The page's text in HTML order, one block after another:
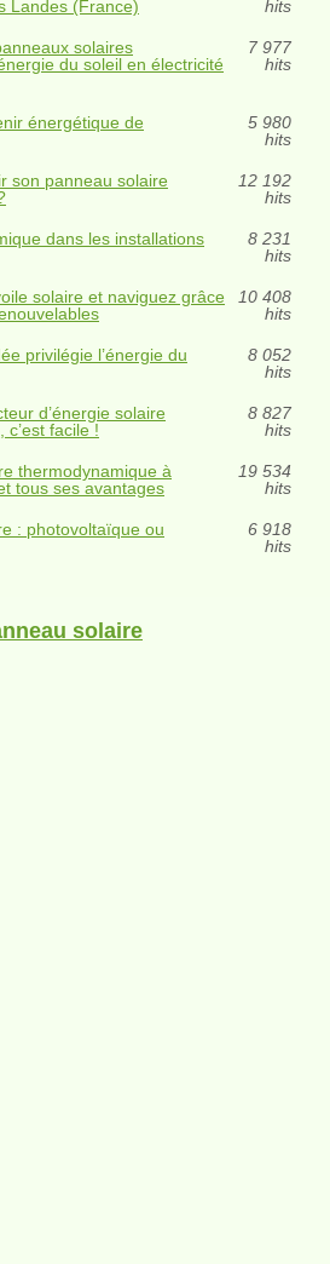
Landes (France) hits
solaires
du soleil en électricité
7 977
hits
énergétique de
5 980
hits
son panneau solaire
12 192
hits
dans les installations
8 231
hits
solaire et naviguez grâce
10 408
hits
privilégie l’énergie du
8 052
hits
d’énergie solaire
c’est facile !
8 827
hits
thermodynamique à
tous ses avantages
19 534
hits
: photovoltaïque ou
6 918
hits
solaire